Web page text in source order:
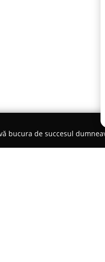
bucura de succesul